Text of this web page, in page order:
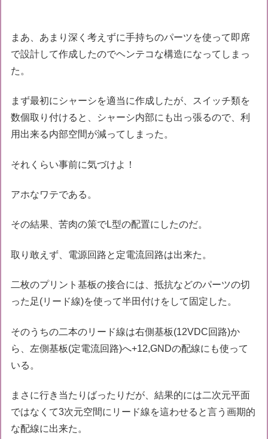
まあ、あまり深く考えずに手持ちのパーツを使って即席
で設計して作成したのでヘンテコな構造になってしまっ
た。
まず最初にシャーシを適当に作成したが、スイッチ類を
数個取り付けると、シャーシ内部にも出っ張るので、利
用出来る内部空間が減ってしまった。
それくらい事前に気づけよ！
アホなワテである。
その結果、苦肉の策でL型の配置にしたのだ。
取り敢えず、電源回路と定電流回路は出来た。
二枚のプリント基板の接合には、抵抗などのパーツの切
った足(リード線)を使って半田付けをして固定した。
そのうちの二本のリード線は右側基板(12VDC回路)か
ら、左側基板(定電流回路)へ+12,GNDの配線にも使って
いる。
まさに行き当たりばったりだが、結果的には二次元平面
ではなくて3次元空間にリード線を這わせると言う画期的
な配線に出来た。